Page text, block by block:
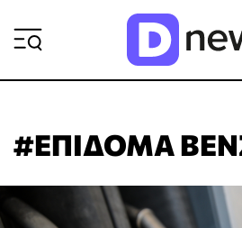
#ΕΠΙΔΟΜΑ